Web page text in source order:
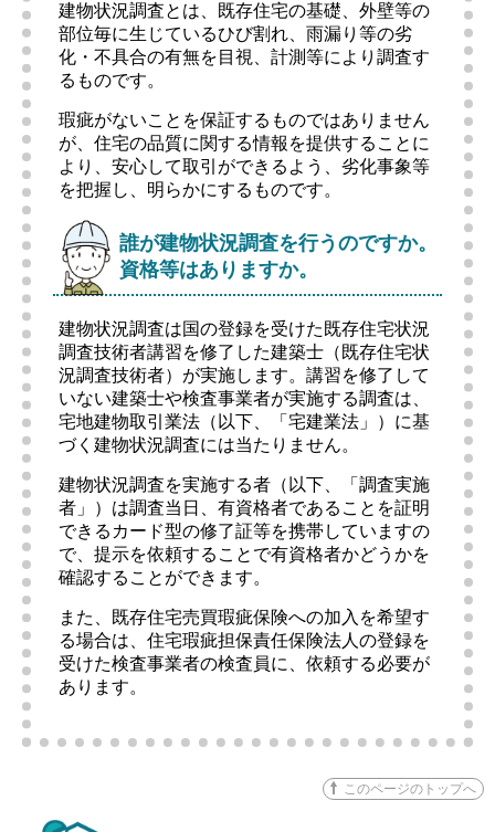
建物状況調査とは、既存住宅の基礎、外壁等の
部位毎に生じているひび割れ、雨漏り等の劣
化・不具合の有無を目視、計測等により調査す
るものです。
瑕疵がないことを保証するものではありません
が、住宅の品質に関する情報を提供することに
より、安心して取引ができるよう、劣化事象等
を把握し、明らかにするものです。
誰が建物状況調査を行うのですか。
資格等はありますか。
建物状況調査は国の登録を受けた既存住宅状況
調査技術者講習を修了した建築士（既存住宅状
況調査技術者）が実施します。講習を修了して
いない建築士や検査事業者が実施する調査は、
宅地建物取引業法（以下、「宅建業法」）に基
づく建物状況調査には当たりません。
建物状況調査を実施する者（以下、「調査実施
者」）は調査当日、有資格者であることを証明
できるカード型の修了証等を携帯していますの
で、提示を依頼することで有資格者かどうかを
確認することができます。
また、既存住宅売買瑕疵保険への加入を希望す
る場合は、住宅瑕疵担保責任保険法人の登録を
受けた検査事業者の検査員に、依頼する必要が
あります。
このページのトップへ